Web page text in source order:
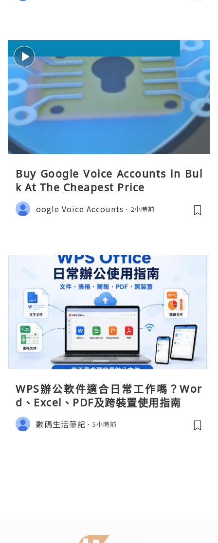
Buy Google Voice Accounts in Bul
k At The Cheapest Price
oogle Voice Accounts 2小時前
WPS辦公軟件適合日常工作嗎？Wor
d、Excel、PDF及跨裝置使用指南
數碼生活筆記 5小時前